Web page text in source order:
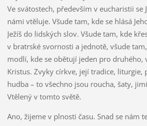
Ve svátostech, především v eucharistii se
námi vtěluje. Všude tam, kde se hlásá
Ježíš do lidských slov. Všude tam, kde
v bratrské svornosti a jednotě, všude
modlí, kde se obětují jeden pro druhého,
Kristus. Zvyky církve, její tradice, liturgie,
hudba – to všechno jsou roucha, šaty,
Vtělený v tomto světě.
Ano, žijeme v plnosti času. Snad se nám